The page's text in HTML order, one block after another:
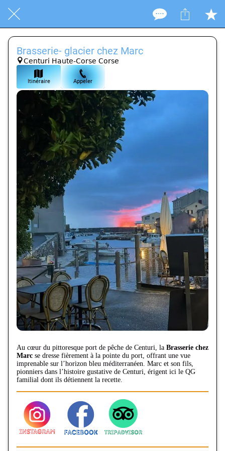
Brasserie- glacier chez Marc
Centuri Haute-Corse Corse
Itinéraire Appeler
Au cœur du pittoresque port de pêche de Centuri, la Brasserie chez
Marc se dresse fièrement à la pointe du port, offrant une vue
imprenable sur l’horizon bleu méditerranéen. Marc et son fils,
pionniers dans l’histoire gustative de Centuri, érigent ici le QG
familial dont ils détiennent la recette.​